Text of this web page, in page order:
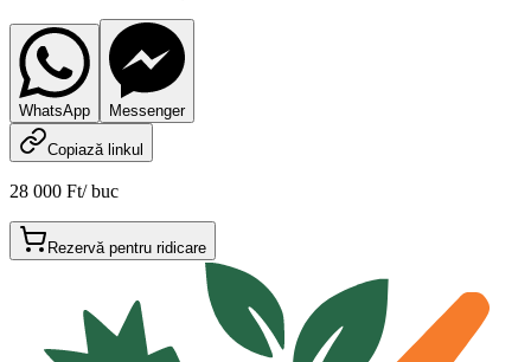
WhatsApp Messenger
Copiază linkul
28 000 Ft/buc
Rezervă pentru ridicare